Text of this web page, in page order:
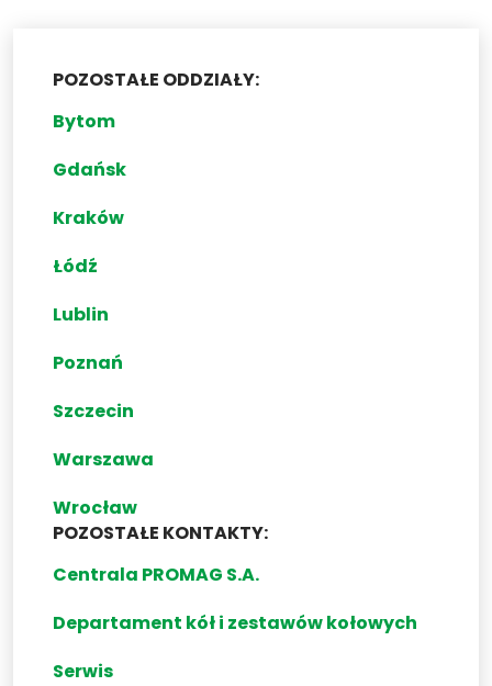
POZOSTAŁE ODDZIAŁY:
Bytom
Gdańsk
Kraków
Łódź
Lublin
Poznań
Szczecin
Warszawa
Wrocław
POZOSTAŁE KONTAKTY:
Centrala PROMAG S.A.
Departament kół i zestawów kołowych
Serwis